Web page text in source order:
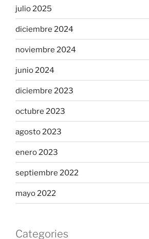
julio 2025
diciembre 2024
noviembre 2024
junio 2024
diciembre 2023
octubre 2023
agosto 2023
enero 2023
septiembre 2022
mayo 2022
Categories